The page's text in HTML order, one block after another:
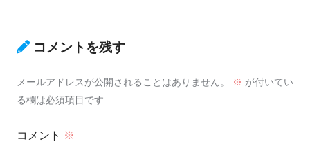
コメントを残す
メールアドレスが公開されることはありません。 ※ が付いてい
る欄は必須項目です
コメント ※